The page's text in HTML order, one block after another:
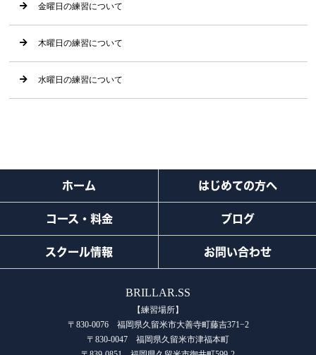
金曜日の練習について
木曜日の練習について
水曜日の練習について
ホーム はじめての方へ
コース・料金 ブログ
スクール情報 お問い合わせ
BRILLAR.SS
【練習場所】
〒830-0076 福岡県久留米市大善寺町藤吉371−2
〒830-0047 福岡県久留米市津福本町